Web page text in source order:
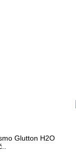
Glutton H2O